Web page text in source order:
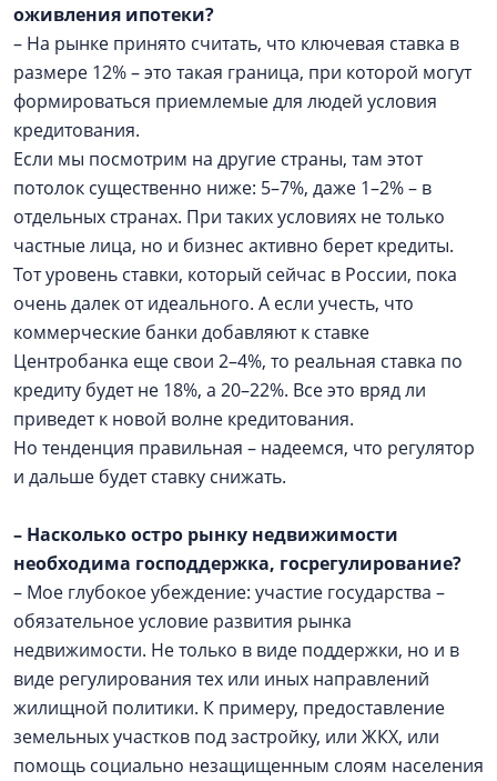
оживления ипотеки?
– На рынке принято считать, что ключевая ставка в
размере 12% – это такая граница, при которой могут
формироваться приемлемые для людей условия
кредитования.
Если мы посмотрим на другие страны, там этот
потолок существенно ниже: 5–7%, даже 1–2% – в
отдельных странах. При таких условиях не только
частные лица, но и бизнес активно берет кредиты.
Тот уровень ставки, который сейчас в России, пока
очень далек от идеального. А если учесть, что
коммерческие банки добавляют к ставке
Центробанка еще свои 2–4%, то реальная ставка по
кредиту будет не 18%, а 20–22%. Все это вряд ли
приведет к новой волне кредитования.
Но тенденция правильная – надеемся, что регулятор
и дальше будет ставку снижать.
– Насколько остро рынку недвижимости
необходима господдержка, госрегулирование?
– Мое глубокое убеждение: участие государства –
обязательное условие развития рынка
недвижимости. Не только в виде поддержки, но и в
виде регулирования тех или иных направлений
жилищной политики. К примеру, предоставление
земельных участков под застройку, или ЖКХ, или
помощь социально незащищенным слоям населения